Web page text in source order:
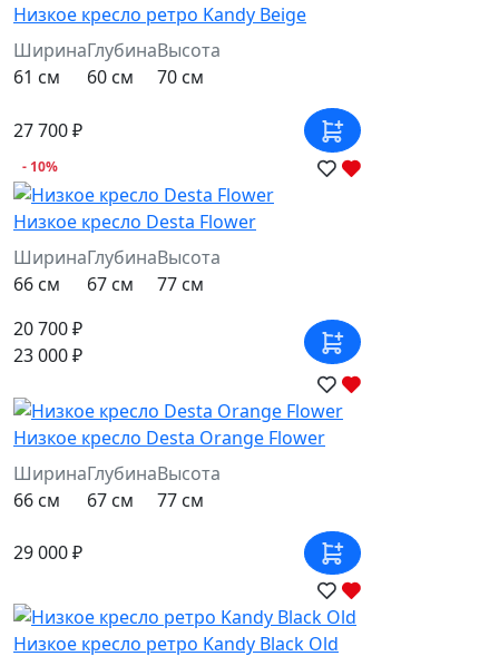
Низкое кресло ретро Kandy Beige
Ширина
61 см
Глубина
60 см
Высота
70 см
27 700 ₽
- 10%
Низкое кресло Desta Flower
Ширина
66 см
Глубина
67 см
Высота
77 см
20 700 ₽
23 000 ₽
Низкое кресло Desta Orange Flower
Ширина
66 см
Глубина
67 см
Высота
77 см
29 000 ₽
Низкое кресло ретро Kandy Black Old